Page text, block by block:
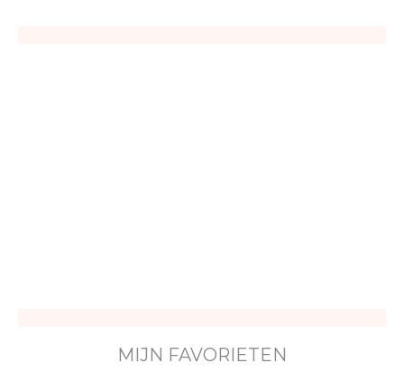
MIJN FAVORIETEN